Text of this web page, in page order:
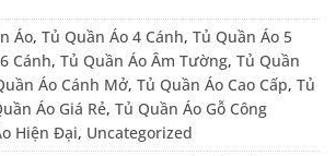
Áo, Tủ Quần Áo 4 Cánh, Tủ Quần Áo 5
Cánh, Tủ Quần Áo Âm Tường, Tủ Quần
Áo Cánh Mở, Tủ Quần Áo Cao Cấp, Tủ
Áo Giá Rẻ, Tủ Quần Áo Gỗ Công
Hiện Đại, Uncategorized